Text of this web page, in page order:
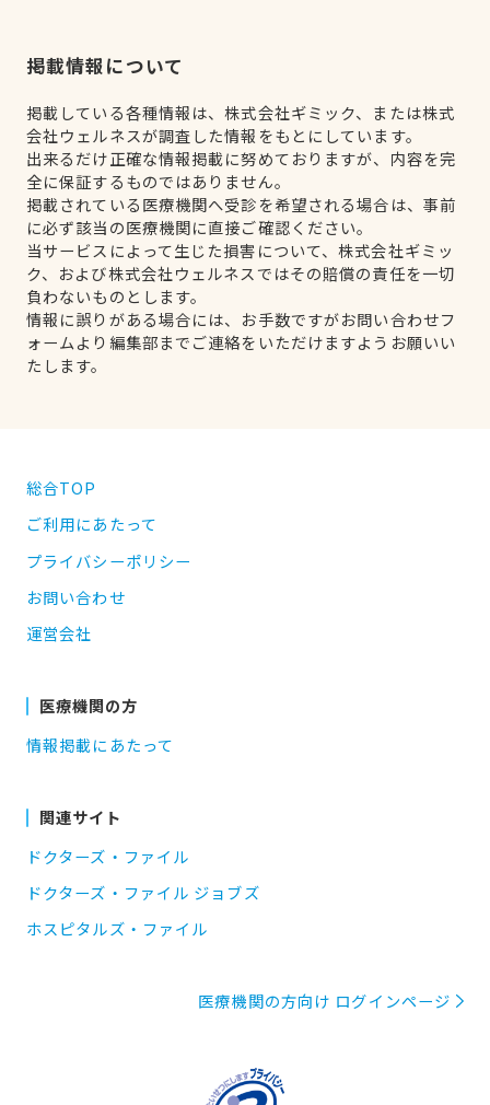
掲載情報について
掲載している各種情報は、株式会社ギミック、または株式
会社ウェルネスが調査した情報をもとにしています。
出来るだけ正確な情報掲載に努めておりますが、内容を完
全に保証するものではありません。
掲載されている医療機関へ受診を希望される場合は、事前
に必ず該当の医療機関に直接ご確認ください。
当サービスによって生じた損害について、株式会社ギミッ
ク、および株式会社ウェルネスではその賠償の責任を一切
負わないものとします。
情報に誤りがある場合には、お手数ですがお問い合わせフ
ォームより編集部までご連絡をいただけますようお願いい
たします。
総合TOP
ご利用にあたって
プライバシーポリシー
お問い合わせ
運営会社
医療機関の方
情報掲載にあたって
関連サイト
ドクターズ・ファイル
ドクターズ・ファイル ジョブズ
ホスピタルズ・ファイル
医療機関の方向け ログインページ